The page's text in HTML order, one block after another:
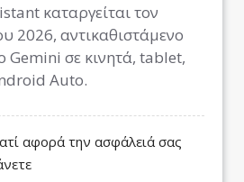
καταργείται τον
2026, αντικαθιστάμενο
Gemini σε κινητά, tablet,
Auto.
αφορά την ασφάλειά σας